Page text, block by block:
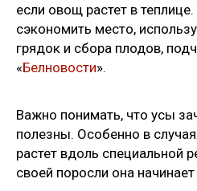
если овощ растет в
сэкономить место,
грядок и сбора плодов,
«Белновости».
Важно понимать, что усы
полезны. Особенно в
растет вдоль специальной
своей поросли она начинает